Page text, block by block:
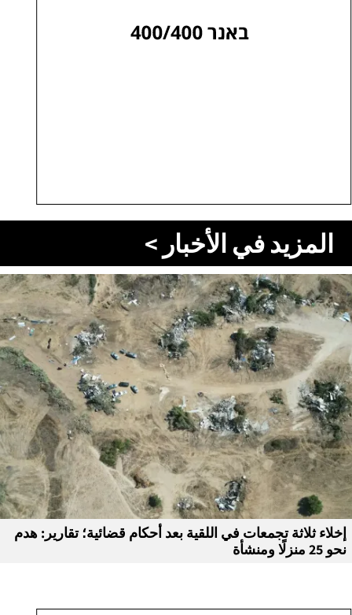
المزيد في الأخبار >
إخلاء ثلاثة تجمعات في اللقية بعد أحكام قضائية؛ تقارير: هدم
نحو 25 منزلًا ومنشأة